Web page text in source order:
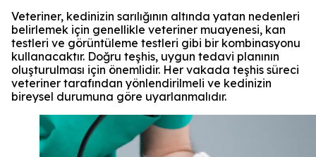
Veteriner, kedinizin sarılığının altında yatan nedenleri
belirlemek için genellikle veteriner muayenesi, kan
testleri ve görüntüleme testleri gibi bir kombinasyonu
kullanacaktır. Doğru teşhis, uygun tedavi planının
oluşturulması için önemlidir. Her vakada teşhis süreci
veteriner tarafından yönlendirilmeli ve kedinizin
bireysel durumuna göre uyarlanmalıdır.